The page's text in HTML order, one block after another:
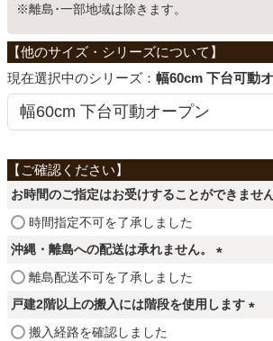
学習机
ホームオフィス
寝具
カーテン
※離島･一部地域は除きます。
シリーズ： 幅60cm 下台可動
お時間のご指定はお受けすることができませ
時間指定不可を了承しました
沖縄・離島への配送は承れません。
必
離島配送不可を了承しました
戸建2階以上の搬入には階段を使用します
搬入経路を確認しました